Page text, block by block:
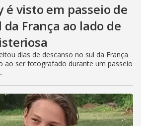
é visto em passeio de
França ao lado de
dias de descanso no sul da França
ao ser fotografado durante um passeio